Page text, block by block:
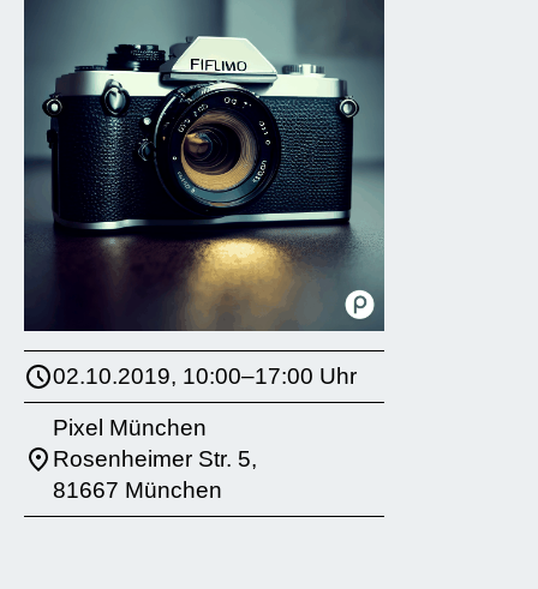
02.10.2019, 10:00–17:00 Uhr
Pixel München
Rosenheimer Str. 5,
81667 München